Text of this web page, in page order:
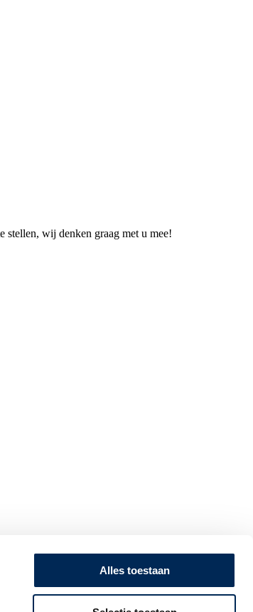
Alles toestaan
stellen, wij denken graag met u mee!